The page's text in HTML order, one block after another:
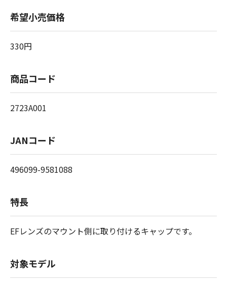
希望小売価格
330円
商品コード
2723A001
JANコード
496099-9581088
特長
EFレンズのマウント側に取り付けるキャップです。
対象モデル